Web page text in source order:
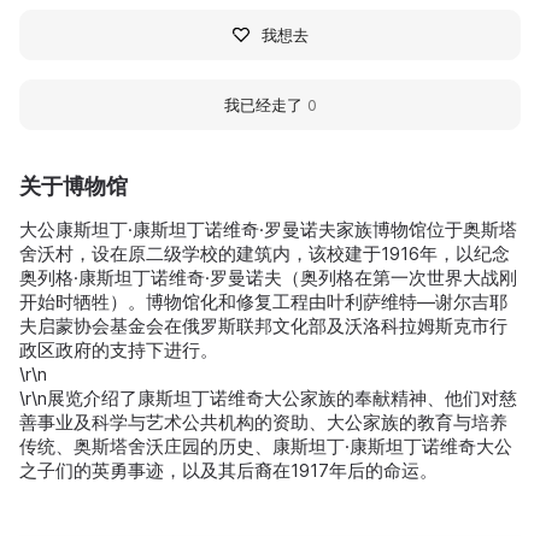
关于博物馆
大公康斯坦丁·康斯坦丁诺维奇·罗曼诺夫家族博物馆位于奥斯塔
舍沃村，设在原二级学校的建筑内，该校建于1916年，以纪念
奥列格·康斯坦丁诺维奇·罗曼诺夫（奥列格在第一次世界大战刚
开始时牺牲）。博物馆化和修复工程由叶利萨维特—谢尔吉耶
夫启蒙协会基金会在俄罗斯联邦文化部及沃洛科拉姆斯克市行
政区政府的支持下进行。
\r\n
\r\n展览介绍了康斯坦丁诺维奇大公家族的奉献精神、他们对慈
善事业及科学与艺术公共机构的资助、大公家族的教育与培养
传统、奥斯塔舍沃庄园的历史、康斯坦丁·康斯坦丁诺维奇大公
之子们的英勇事迹，以及其后裔在1917年后的命运。
我想去
我已经走了 0